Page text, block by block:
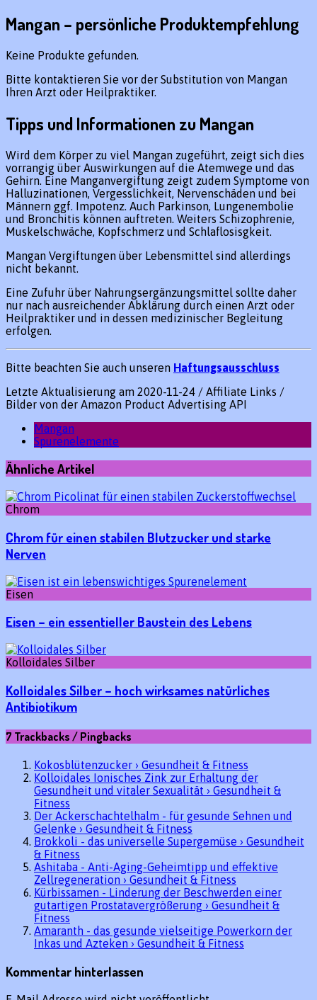
Mangan – persönliche Produktempfehlung
Keine Produkte gefunden.
Bitte kontaktieren Sie vor der Substitution von Mangan
Ihren Arzt oder Heilpraktiker.
Tipps und Informationen zu Mangan
Wird dem Körper zu viel Mangan zugeführt, zeigt sich dies
vorrangig über Auswirkungen auf die Atemwege und das
Gehirn. Eine Manganvergiftung zeigt zudem Symptome von
Halluzinationen, Vergesslichkeit, Nervenschäden und bei
Männern ggf. Impotenz. Auch Parkinson, Lungenembolie
und Bronchitis können auftreten. Weiters Schizophrenie,
Muskelschwäche, Kopfschmerz und Schlaflosisgkeit.
Mangan Vergiftungen über Lebensmittel sind allerdings
nicht bekannt.
Eine Zufuhr über Nahrungsergänzungsmittel sollte daher
nur nach ausreichender Abklärung durch einen Arzt oder
Heilpraktiker und in dessen medizinischer Begleitung
erfolgen.
Bitte beachten Sie auch unseren Haftungsausschluss
Letzte Aktualisierung am 2020-11-24 / Affiliate Links /
Bilder von der Amazon Product Advertising API
Mangan
Spurenelemente
Ähnliche Artikel
Chrom
Chrom für einen stabilen Blutzucker und starke
Nerven
Eisen
Eisen – ein essentieller Baustein des Lebens
Kolloidales Silber
Kolloidales Silber – hoch wirksames natürliches
Antibiotikum
7 Trackbacks / Pingbacks
Kokosblütenzucker › Gesundheit & Fitness
Kolloidales Ionisches Zink zur Erhaltung der
Gesundheit und vitaler Sexualität › Gesundheit &
Fitness
Der Ackerschachtelhalm - für gesunde Sehnen und
Gelenke › Gesundheit & Fitness
Brokkoli - das universelle Supergemüse › Gesundheit
& Fitness
Ashitaba - Anti-Aging-Geheimtipp und effektive
Zellregeneration › Gesundheit & Fitness
Kürbissamen - Linderung der Beschwerden einer
gutartigen Prostatavergrößerung › Gesundheit &
Fitness
Amaranth - das gesunde vielseitige Powerkorn der
Inkas und Azteken › Gesundheit & Fitness
Kommentar hinterlassen